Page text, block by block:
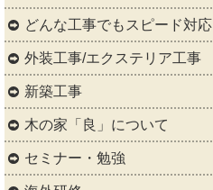
どんな工事でもスピード対応
外装工事/エクステリア工事
新築工事
木の家「良」について
セミナー・勉強